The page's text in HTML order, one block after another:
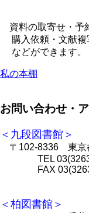
資料の取寄せ・予
購入依頼・文献複
などができます。
私の本棚
お問い合わせ・
＜九段図書館＞
〒102-8336 東京
TEL
FAX
＜柏図書館＞